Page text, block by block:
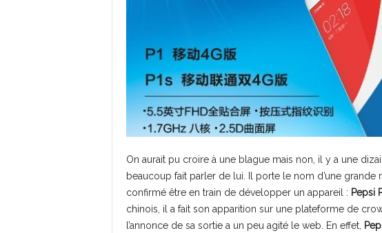
On aurait pu croire à une blague mais non, il y a une
beaucoup fait parler de lui. Il porte le nom d’une
confirmé être en train de développer un appareil : Pepsi
chinois, il a fait son apparition sur une plateforme de
l’annonce de sa sortie a un peu agité le web. En effet,